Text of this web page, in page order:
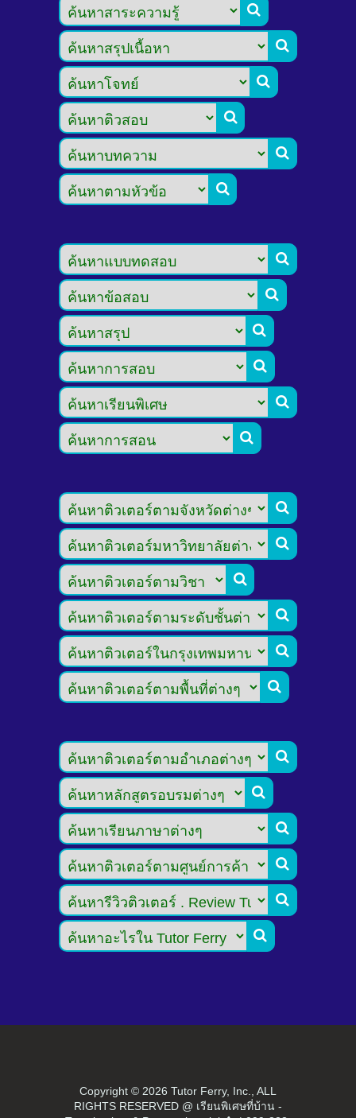
























Copyright © 2026 Tutor Ferry, Inc., ALL
RIGHTS RESERVED @ เรียนพิเศษที่บ้าน -